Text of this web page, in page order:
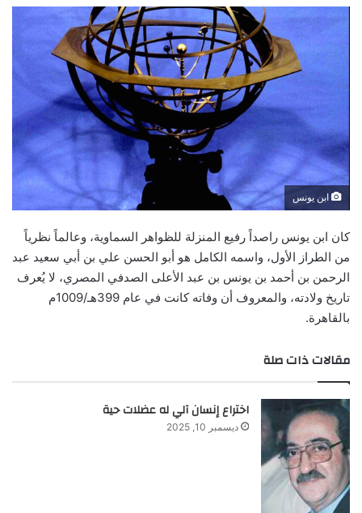
ابن يونس
كان ابن يونس راصداً رفيع المنزلة للظواهر السماوية، وعالماً نظرياً
من الطراز الأول، واسمه الكامل هو أبو الحسن علي بن أبي سعيد عبد
الرحمن بن أحمد بن يونس بن عبد الأعلى الصدفي المصري، لا يُعرف
تاريخ ولادته، والمعروف أن وفاته كانت في عام 399هـ/1009م
بالقاهرة.
مقالات ذات صلة
اختراع إنسان آلي له عضلات حية
ديسمبر 10, 2025